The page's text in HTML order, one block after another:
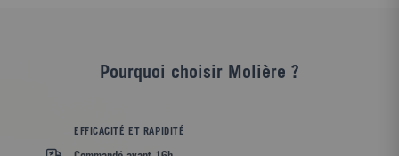
les silences, donnent une voix aux personnages muets, un nom
littérature, ils rusent avec le discours clos.
Pourquoi choisir Molière ?
EFFICACITÉ ET RAPIDITÉ